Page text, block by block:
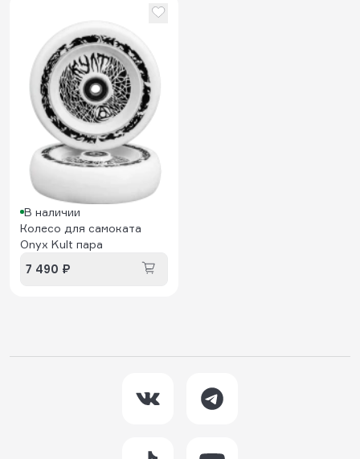
В наличии
Колесо для самоката
Onyx Kult пара
7 490 ₽